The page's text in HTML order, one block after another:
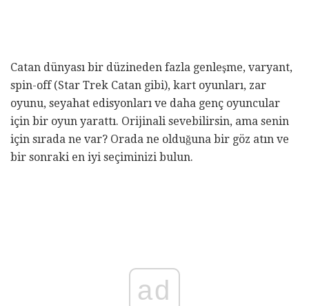
Catan dünyası bir düzineden fazla genleşme, varyant,
spin-off (Star Trek Catan gibi), kart oyunları, zar
oyunu, seyahat edisyonları ve daha genç oyuncular
için bir oyun yarattı. Orijinali sevebilirsin, ama senin
için sırada ne var? Orada ne olduğuna bir göz atın ve
bir sonraki en iyi seçiminizi bulun.
ad